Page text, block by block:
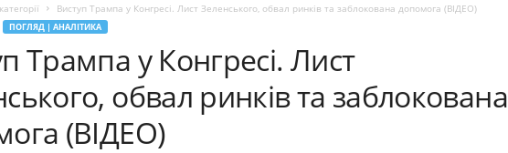
Виступ Трампа у Конгресі. Лист Зеленського, обвал ринків та заблокована допомога (ВІДЕО)
ПОГЛЯД | АНАЛІТИКА
Трампа у Конгресі. Лист
обвал ринків та заблокована
(ВІДЕО)